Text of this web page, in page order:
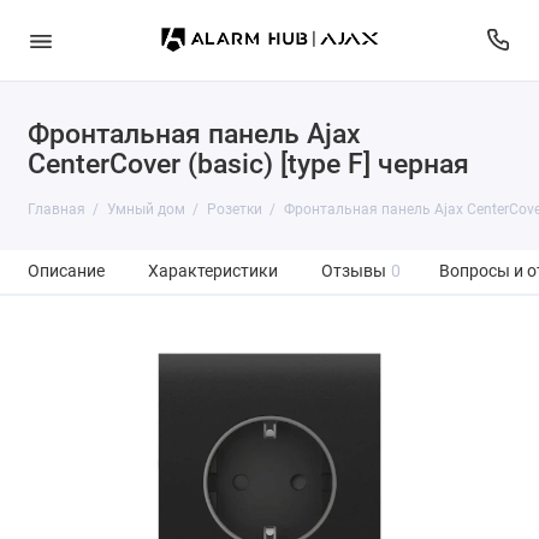
Фронтальная панель Ajax
CenterCover (basic) [type F] черная
Главная Умный дом Розетки Фронтальная панель Ajax
Описание Характеристики Отзывы 0 Вопросы и